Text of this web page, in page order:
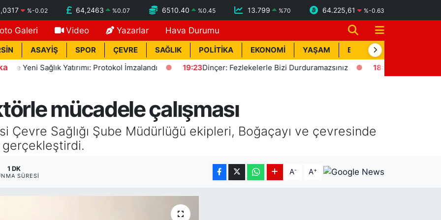
%-0.02 64,2463 %0.07 6510.40 %0.45 13.799 %70 64.225,61 %-0.63
Galeri Video Yazarlar Hava Durumu
ASAYİŞ SPOR ÇEVRE SAĞLIK POLİTİKA EKONOMİ YAŞAM BİK İLAN
Sağlık Yatırımı: Protokol İmzalandı 19:23 Dinçer: Fezlekelerle Bizi Durduramazsınız 18:57 Erdemli'de Deprem!
mücadele çalışması
Çevre Sağlığı Şube Müdürlüğü ekipleri, Boğaçayı ve çevresinde
gerçekleştirdi.
1 DK
SÜRESI A- A+